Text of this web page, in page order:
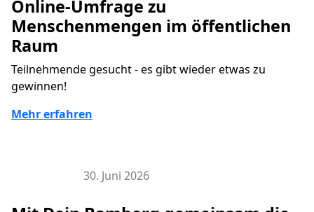
Online-Umfrage zu
Menschenmengen im öffentlichen
Raum
Teilnehmende gesucht - es gibt wieder etwas zu
gewinnen!
Mehr erfahren
30. Juni 2026